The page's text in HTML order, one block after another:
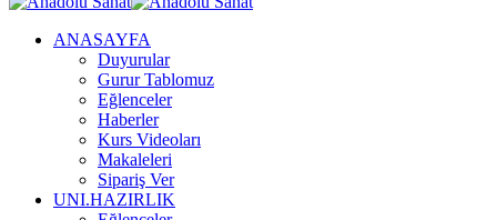
ANASAYFA
Duyurular
Gurur Tablomuz
Eğlenceler
Haberler
Kurs Videoları
Makaleleri
Sipariş Ver
UNI.HAZIRLIK